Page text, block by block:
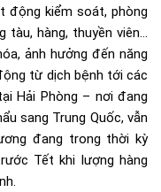
động kiểm soát, phòng
tàu, hàng, thuyền viên…
ảnh hưởng đến năng
từ dịch bệnh tới các
Hải Phòng – nơi đang
sang Trung Quốc, vẫn
đang trong thời kỳ
Tết khi lượng hàng